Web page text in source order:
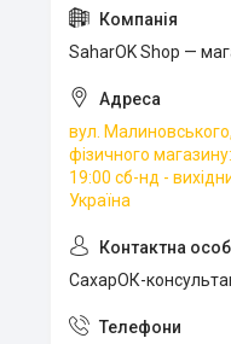
SaharOK Shop —
вул.
фізичного
19:00 сб-нд -
Україна
СахарОК-